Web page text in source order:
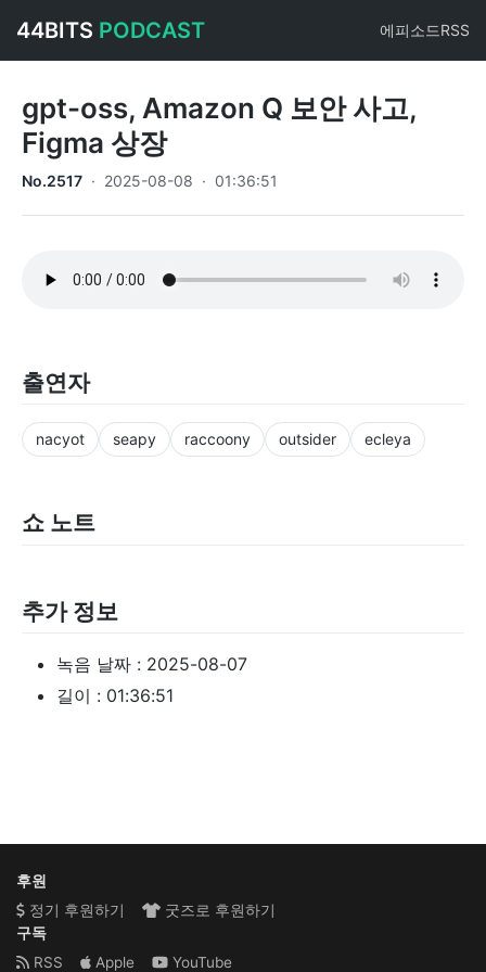
44BITS PODCAST 에피소드RSS
gpt-oss, Amazon Q 보안 사고,
Figma 상장
No.2517 · 2025-08-08 · 01:36:51
출연자
nacyot seapy raccoony outsider ecleya
쇼 노트
추가 정보
녹음 날짜 : 2025-08-07
길이 : 01:36:51
후원
정기 후원하기
굿즈로 후원하기
구독
RSS
Apple YouTube